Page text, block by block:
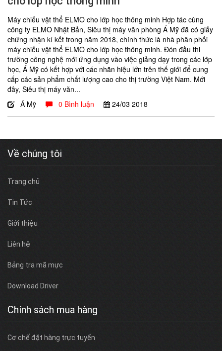
Máy chiếu vật thể ELMO cho lớp học thông minh Hợp tác cùng
công ty ELMO Nhật Bản, Siêu thị máy văn phòng Á Mỹ đã có giấy
chứng nhận kí kết trong năm 2018, chính thức là nhà phân phối
máy chiếu vật thể ELMO cho lớp học thông minh. Đón đầu thi
trường công nghệ mới ứng dụng vào việc giảng dạy trong các lớp
học, Á Mỹ có kết hợp với các nhãn hiệu lớn trên thế giới để cung
cấp các sản phẩm chất lượng cao cho thị trường Việt Nam. Mới
đây, Siêu thị máy văn...
Á Mỹ
0 Bình luận 24/03 2018
Về chúng tôi
Trang chủ
Tin Tức
Giới thiệu
Liên hệ
Bảng tra mã mực
Download Driver
Chính sách mua hàng
Cơ chế đặt hàng trực tuyến